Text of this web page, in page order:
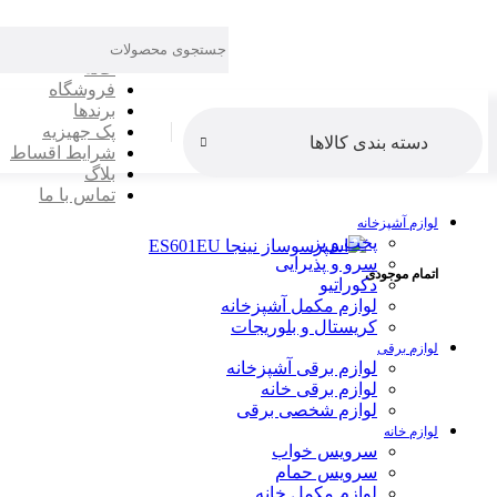
دسته بندی کالاها
لوازم آشپزخانه
پخت و پز
سرو و پذیرایی
دکوراتیو
لوازم مکمل آشپزخانه
کریستال و بلوریجات
لوازم برقی
لوازم برقی آشپزخانه
لوازم برقی خانه
لوازم شخصی برقی
لوازم خانه
سرویس خواب
سرویس حمام
لوازم مکمل خانه
فروشگاه
برندها
پک جهیزیه
شرایط اقساط
بلاگ
تماس با ما
اتمام موجودی